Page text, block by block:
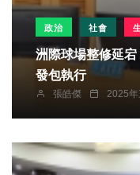
政治 社會
洲際球場整修延
發包執行
張皓傑 2025年